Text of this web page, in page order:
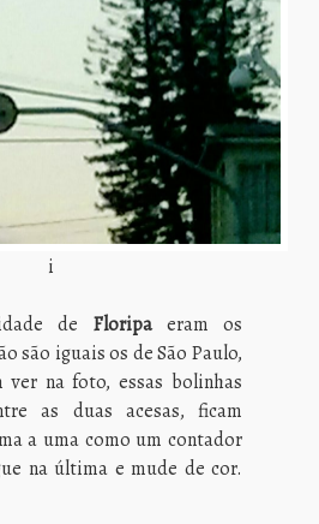
i
de Floripaeram os
são iguais os de São Paulo,
ver na foto, essas bolinhas
as duas acesas, ficam
a uma como um contador
na última e mude de cor.